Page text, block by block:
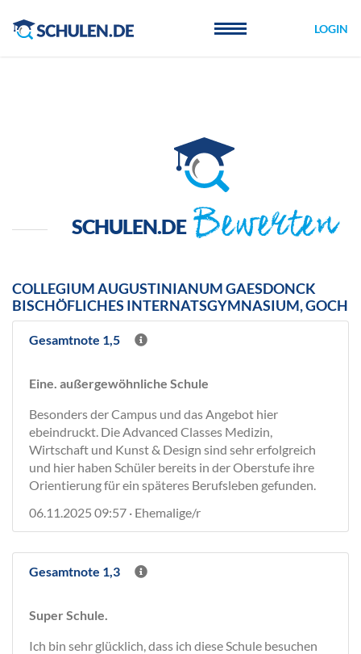
LOGIN
SCHULEN.DE Bewerten
COLLEGIUM AUGUSTINIANUM GAESDONCK
BISCHÖFLICHES INTERNATSGYMNASIUM, GOCH
Gesamtnote 1,5
Eine. außergewöhnliche Schule
Besonders der Campus und das Angebot hier
ebeindruckt. Die Advanced Classes Medizin,
Wirtschaft und Kunst & Design sind sehr erfolgreich
und hier haben Schüler bereits in der Oberstufe ihre
Orientierung für ein späteres Berufsleben gefunden.
06.11.2025 09:57 · Ehemalige/r
Gesamtnote 1,3
Super Schule.
Ich bin sehr glücklich, dass ich diese Schule besuchen